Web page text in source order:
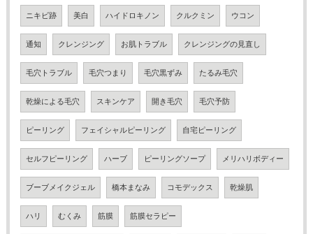
ニキビ跡 美白 ハイドロキノン クルクミン ウコン
通知 クレンジング お肌トラブル クレンジングの見直し
毛穴トラブル 毛穴つまり 毛穴黒ずみ たるみ毛穴
乾燥による毛穴 スキンケア 開き毛穴 毛穴予防
ピーリング フェイシャルピーリング 自宅ピーリング
セルフピーリング ハーブ ピーリングソープ メリハリボディー
ブーブメイクジェル 橋本まなみ コモデックス 乾燥肌
ハリ むくみ 筋膜 筋膜セラピー